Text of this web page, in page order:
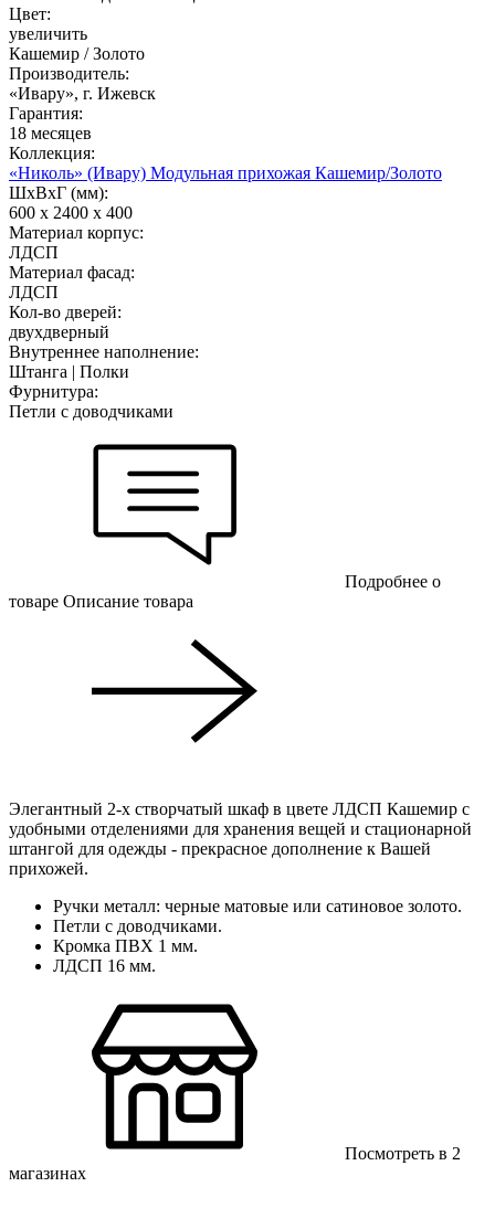
Цвет:
увеличить
Кашемир / Золото
Производитель:
«Ивару», г. Ижевск
Гарантия:
18 месяцев
Коллекция:
«Николь» (Ивару) Модульная прихожая Кашемир/Золото
ШхВхГ (мм):
600 х 2400 х 400
Материал корпус:
ЛДСП
Материал фасад:
ЛДСП
Кол-во дверей:
двухдверный
Внутреннее наполнение:
Штанга | Полки
Фурнитура:
Петли с доводчиками
Подробнее о
товаре Описание товара
Элегантный 2-х створчатый шкаф в цвете ЛДСП Кашемир с
удобными отделениями для хранения вещей и стационарной
штангой для одежды - прекрасное дополнение к Вашей
прихожей.
Ручки металл: черные матовые или сатиновое золото.
Петли с доводчиками.
Кромка ПВХ 1 мм.
ЛДСП 16 мм.
Посмотреть в 2
магазинах